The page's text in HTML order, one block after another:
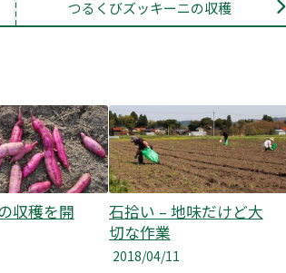
つるくびズッキーニの収穫
収穫を開
石拾い – 地味だけど大
切な作業
2018/04/11